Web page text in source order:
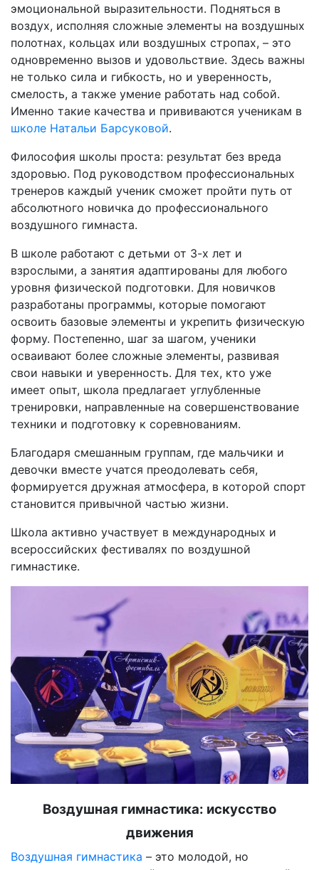
эмоциональной выразительности. Подняться в
воздух, исполняя сложные элементы на воздушных
полотнах, кольцах или воздушных стропах, – это
одновременно вызов и удовольствие. Здесь важны
не только сила и гибкость, но и уверенность,
смелость, а также умение работать над собой.
Именно такие качества и прививаются ученикам в
школе Натальи Барсуковой.
Философия школы проста: результат без вреда
здоровью. Под руководством профессиональных
тренеров каждый ученик сможет пройти путь от
абсолютного новичка до профессионального
воздушного гимнаста.
В школе работают с детьми от 3-х лет и
взрослыми, а занятия адаптированы для любого
уровня физической подготовки. Для новичков
разработаны программы, которые помогают
освоить базовые элементы и укрепить физическую
форму. Постепенно, шаг за шагом, ученики
осваивают более сложные элементы, развивая
свои навыки и уверенность. Для тех, кто уже
имеет опыт, школа предлагает углубленные
тренировки, направленные на совершенствование
техники и подготовку к соревнованиям.
Благодаря смешанным группам, где мальчики и
девочки вместе учатся преодолевать себя,
формируется дружная атмосфера, в которой спорт
становится привычной частью жизни.
Школа активно участвует в международных и
всероссийских фестивалях по воздушной
гимнастике.
Воздушная гимнастика: искусство
движения
Воздушная гимнастика – это молодой, но